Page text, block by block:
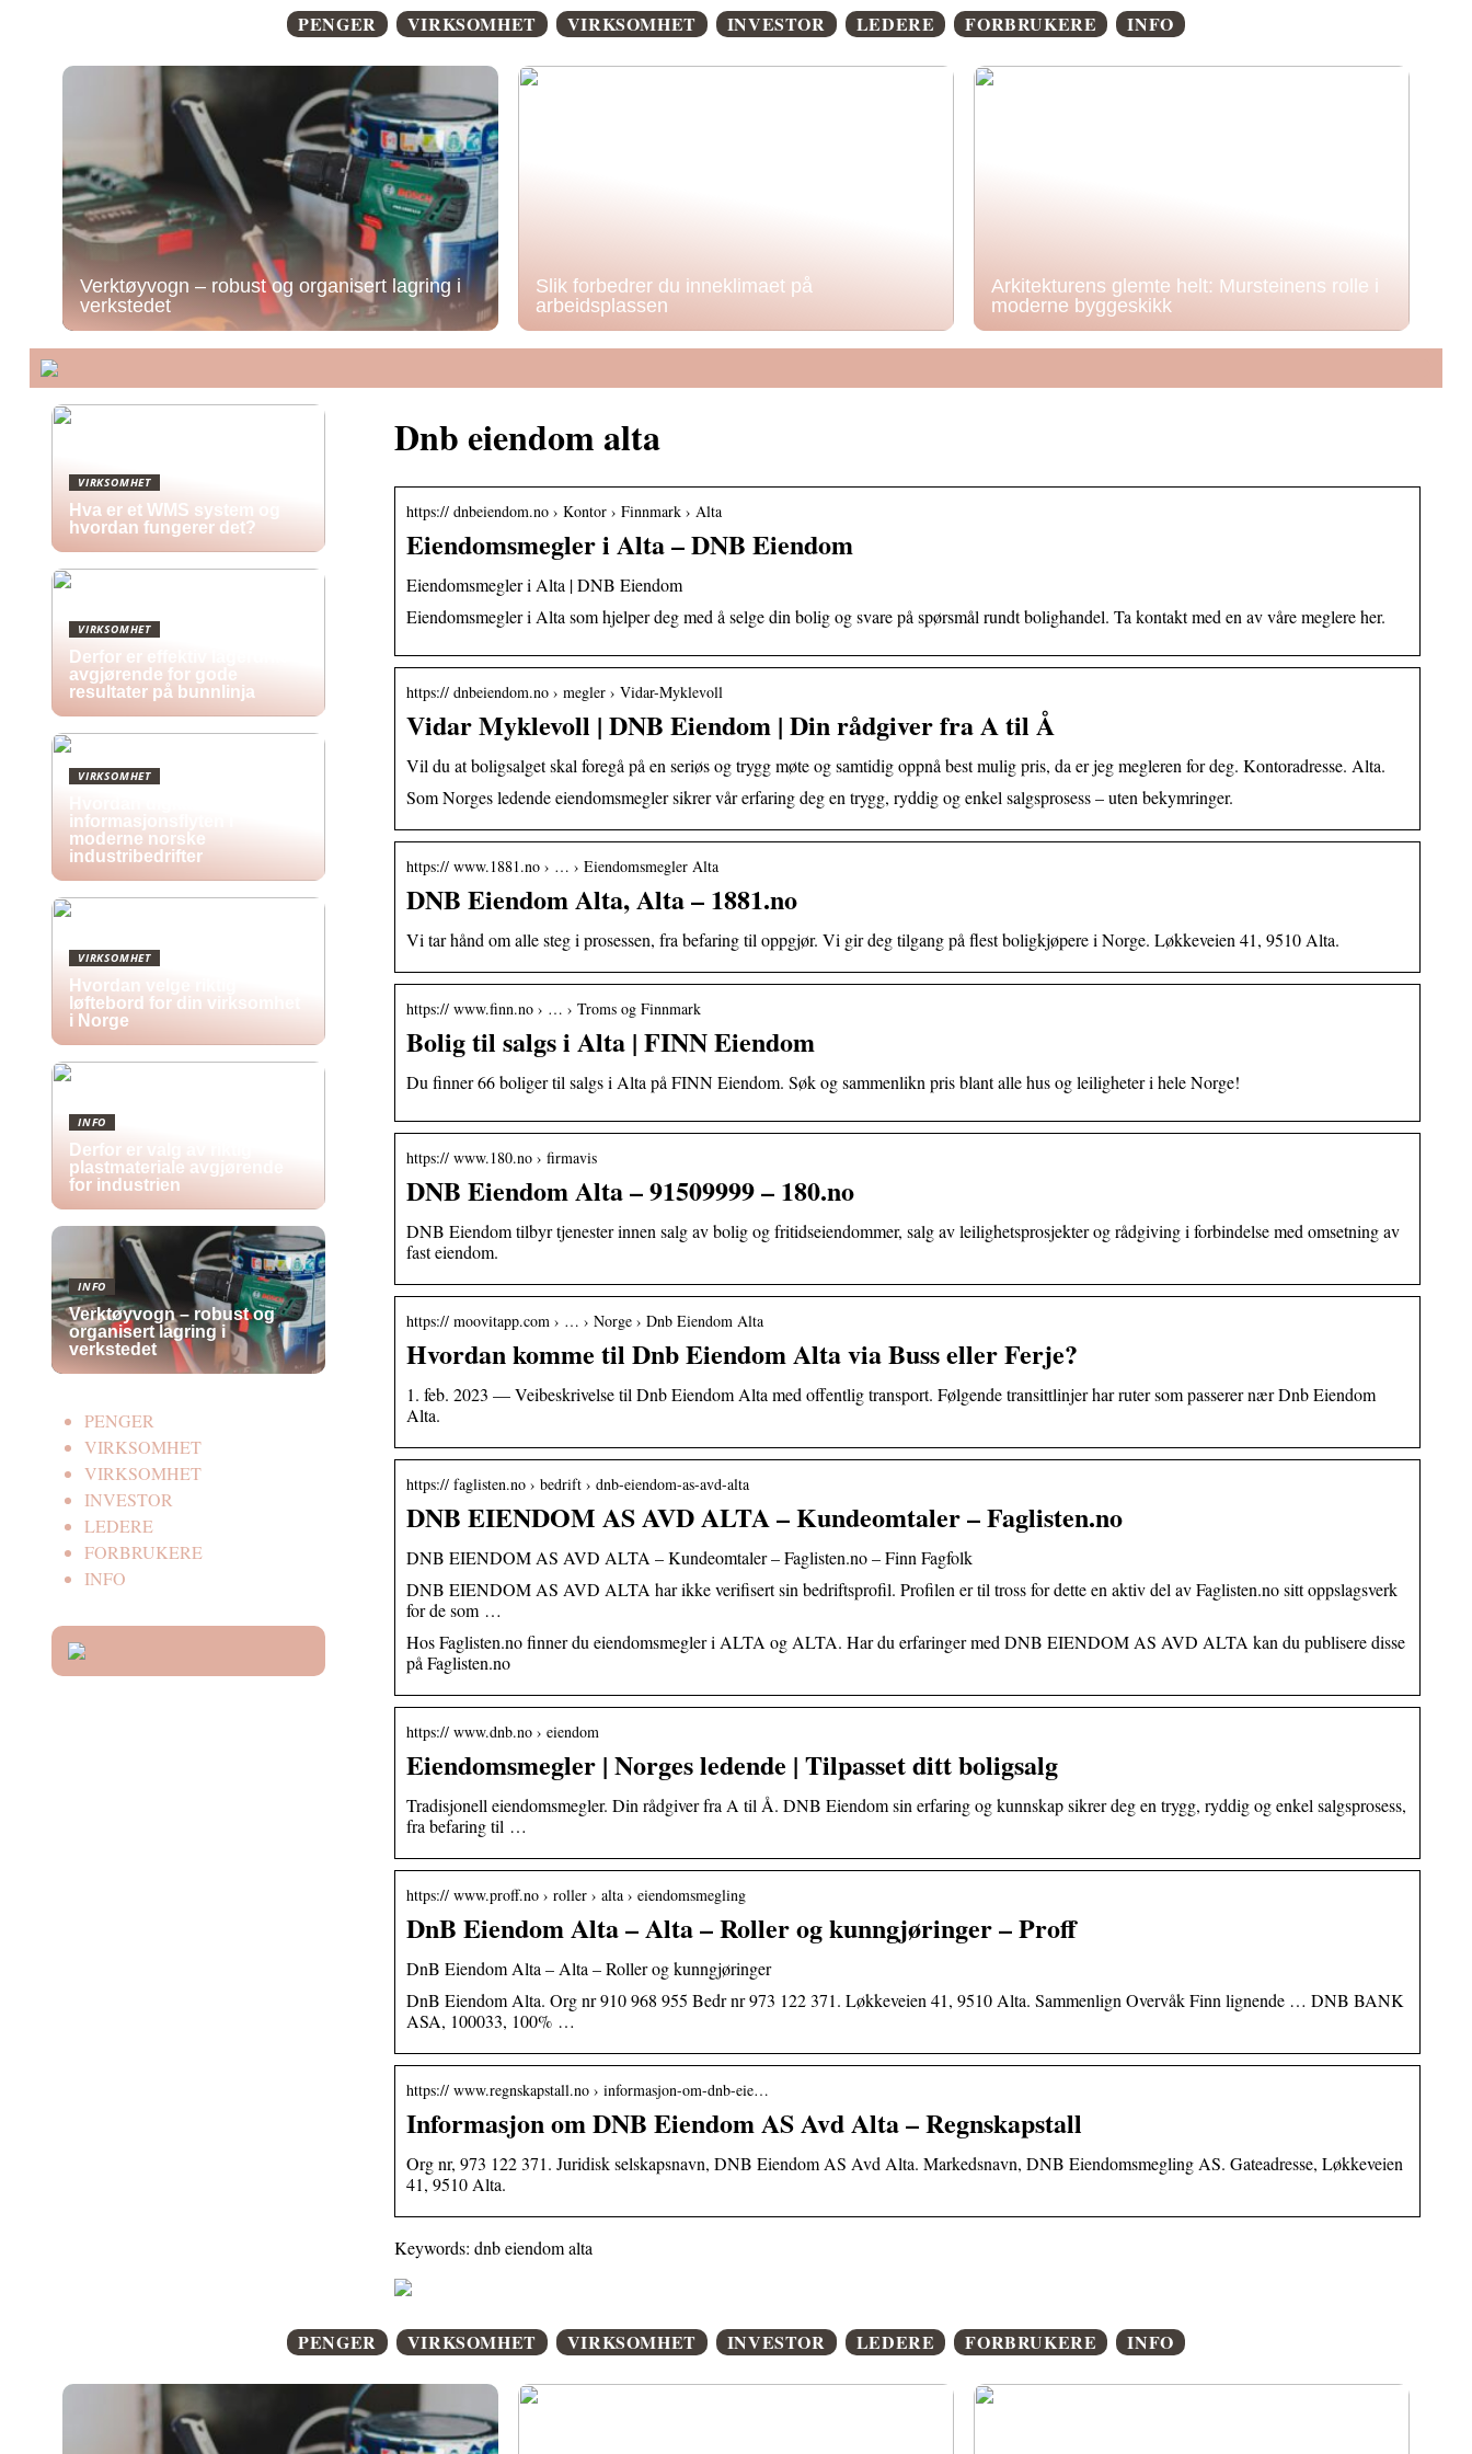
PENGER VIRKSOMHET VIRKSOMHET INVESTOR LEDERE FORBRUKERE INFO
Verktøyvogn – robust og organisert lagring i
verkstedet
Slik forbedrer du inneklimaet på
arbeidsplassen
Arkitekturens glemte helt: Mursteinens rolle i
moderne byggeskikk
Dnb eiendom alta
https:// dnbeiendom.no › Kontor › Finnmark › Alta
Eiendomsmegler i Alta – DNB Eiendom
Eiendomsmegler i Alta | DNB Eiendom
Eiendomsmegler i Alta som hjelper deg med å selge din bolig og svare på spørsmål rundt bolighandel. Ta kontakt med en av våre meglere her.
https:// dnbeiendom.no › megler › Vidar-Myklevoll
Vidar Myklevoll | DNB Eiendom | Din rådgiver fra A til Å
Vil du at boligsalget skal foregå på en seriøs og trygg møte og samtidig oppnå best mulig pris, da er jeg megleren for deg. Kontoradresse. Alta.
Som Norges ledende eiendomsmegler sikrer vår erfaring deg en trygg, ryddig og enkel salgsprosess – uten bekymringer.
https:// www.1881.no › … › Eiendomsmegler Alta
DNB Eiendom Alta, Alta – 1881.no
Vi tar hånd om alle steg i prosessen, fra befaring til oppgjør. Vi gir deg tilgang på flest boligkjøpere i Norge. Løkkeveien 41, 9510 Alta.
https:// www.finn.no › … › Troms og Finnmark
Bolig til salgs i Alta | FINN Eiendom
Du finner 66 boliger til salgs i Alta på FINN Eiendom. Søk og sammenlikn pris blant alle hus og leiligheter i hele Norge!
https:// www.180.no › firmavis
DNB Eiendom Alta – 91509999 – 180.no
DNB Eiendom tilbyr tjenester innen salg av bolig og fritidseiendommer, salg av leilighetsprosjekter og rådgiving i forbindelse med omsetning av
fast eiendom.
https:// moovitapp.com › … › Norge › Dnb Eiendom Alta
Hvordan komme til Dnb Eiendom Alta via Buss eller Ferje?
1. feb. 2023 — Veibeskrivelse til Dnb Eiendom Alta med offentlig transport. Følgende transittlinjer har ruter som passerer nær Dnb Eiendom
Alta.
https:// faglisten.no › bedrift › dnb-eiendom-as-avd-alta
DNB EIENDOM AS AVD ALTA – Kundeomtaler – Faglisten.no
DNB EIENDOM AS AVD ALTA – Kundeomtaler – Faglisten.no – Finn Fagfolk
DNB EIENDOM AS AVD ALTA har ikke verifisert sin bedriftsprofil. Profilen er til tross for dette en aktiv del av Faglisten.no sitt oppslagsverk
for de som …
Hos Faglisten.no finner du eiendomsmegler i ALTA og ALTA. Har du erfaringer med DNB EIENDOM AS AVD ALTA kan du publisere disse
på Faglisten.no
https:// www.dnb.no › eiendom
Eiendomsmegler | Norges ledende | Tilpasset ditt boligsalg
Tradisjonell eiendomsmegler. Din rådgiver fra A til Å. DNB Eiendom sin erfaring og kunnskap sikrer deg en trygg, ryddig og enkel salgsprosess,
fra befaring til …
https:// www.proff.no › roller › alta › eiendomsmegling
DnB Eiendom Alta – Alta – Roller og kunngjøringer – Proff
DnB Eiendom Alta – Alta – Roller og kunngjøringer
DnB Eiendom Alta. Org nr 910 968 955 Bedr nr 973 122 371. Løkkeveien 41, 9510 Alta. Sammenlign Overvåk Finn lignende … DNB BANK
ASA, 100033, 100% …
https:// www.regnskapstall.no › informasjon-om-dnb-eie…
Informasjon om DNB Eiendom AS Avd Alta – Regnskapstall
Org nr, 973 122 371. Juridisk selskapsnavn, DNB Eiendom AS Avd Alta. Markedsnavn, DNB Eiendomsmegling AS. Gateadresse, Løkkeveien
41, 9510 Alta.
Keywords: dnb eiendom alta
VIRKSOMHET
Hva er et WMS system og
hvordan fungerer det?
VIRKSOMHET
Derfor er effektiv lagerdrift
avgjørende for gode
resultater på bunnlinja
VIRKSOMHET
informasjonsflyten i
moderne norske
industribedrifter
VIRKSOMHET
Hvordan velge riktig
løftebord for din virksomhet
i Norge
INFO
Derfor er valg av riktig
plastmateriale avgjørende
for industrien
INFO
Verktøyvogn – robust og
organisert lagring i
verkstedet
PENGER
VIRKSOMHET
VIRKSOMHET
INVESTOR
LEDERE
FORBRUKERE
INFO
PENGER VIRKSOMHET VIRKSOMHET INVESTOR LEDERE FORBRUKERE INFO